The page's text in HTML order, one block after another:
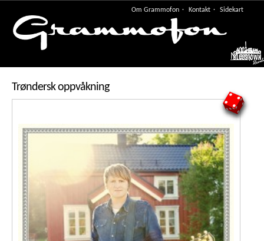
Om Grammofon Kontakt Sidekart
Meny
Trøndersk oppvåkning